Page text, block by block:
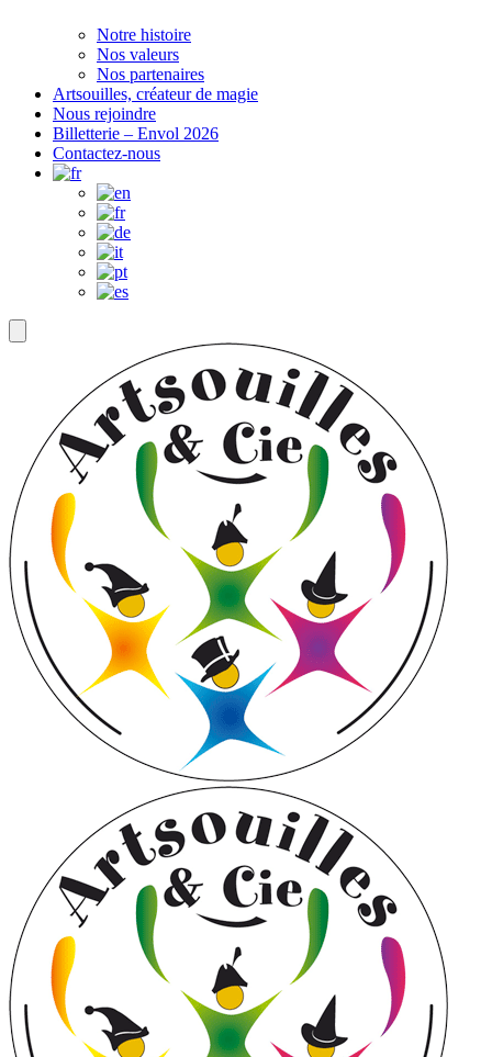
Notre histoire
Nos valeurs
Nos partenaires
Artsouilles, créateur de magie
Nous rejoindre
Billetterie – Envol 2026
Contactez-nous